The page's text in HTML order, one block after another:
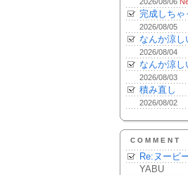
完成しちゃ
2026/08/05
なんか涼し
2026/08/04
なんか涼し
2026/08/03
積み直し
2026/08/02
COMMENT
Re:ヌーピ
YABU